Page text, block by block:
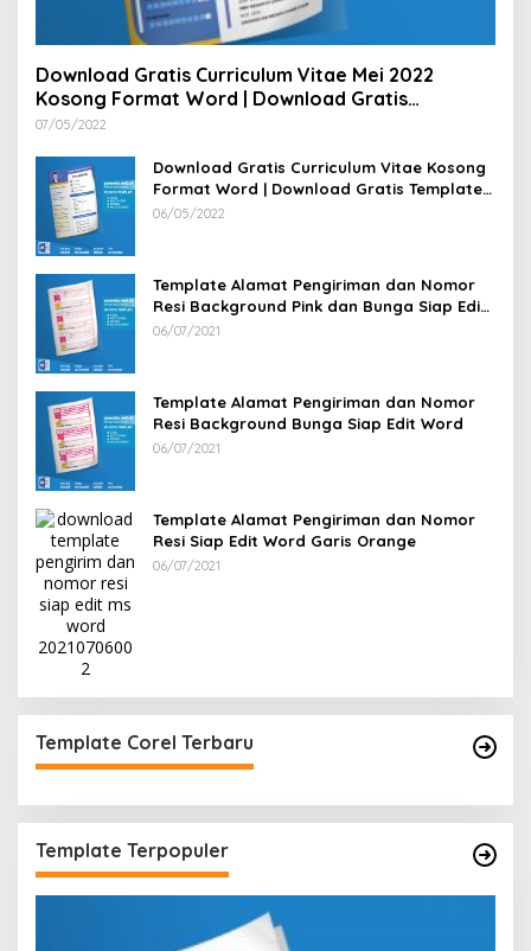
Download Gratis Curriculum Vitae Mei 2022
Kosong Format Word | Download Gratis
Template CV Lamaran Kerja Doc Bisa Diedit
07/05/2022
Download Gratis Curriculum Vitae Kosong
Format Word | Download Gratis Template
CV Lamaran Kerja Doc Mudah Diedit
06/05/2022
Template Alamat Pengiriman dan Nomor
Resi Background Pink dan Bunga Siap Edit
Word
06/07/2021
Template Alamat Pengiriman dan Nomor
Resi Background Bunga Siap Edit Word
06/07/2021
Template Alamat Pengiriman dan Nomor
Resi Siap Edit Word Garis Orange
06/07/2021
Template Corel Terbaru
Template Terpopuler